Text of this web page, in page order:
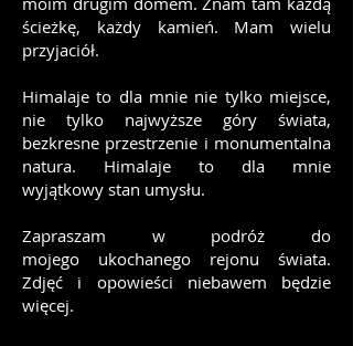
ścieżkę, każdy kamień. Mam wielu
przyjaciół.
Himalaje to dla mnie nie tylko miejsce,
nie tylko najwyższe góry świata,
bezkresne przestrzenie i monumentalna
natura. Himalaje to dla mnie
wyjątkowy stan umysłu.
Zapraszam w podróż do
mojego ukochanego rejonu świata.
Zdjęć i opowieści niebawem będzie
więcej.